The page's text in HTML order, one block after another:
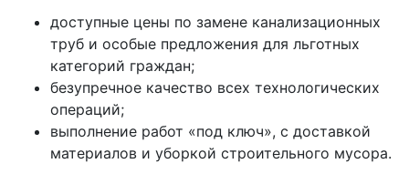
доступные цены по замене канализационных
труб и особые предложения для льготных
категорий граждан;
безупречное качество всех технологических
операций;
выполнение работ «под ключ», с доставкой
материалов и уборкой строительного мусора.